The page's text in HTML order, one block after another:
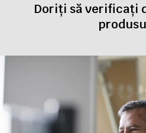
Doriți să verificați